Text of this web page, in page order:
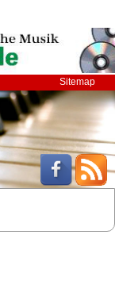
Sitemap